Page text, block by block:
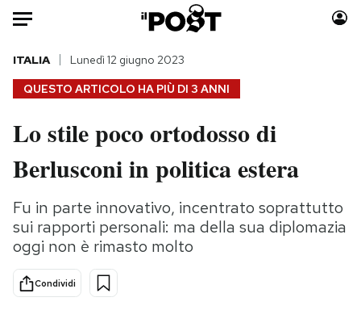
Auto
HOME
Italia
Politica
Tecnologia
Internet
Scienza
Cultura
Economia
Moda
Consumismi
Storie/Idee
Ok Boomer!
QUESTO ARTICOLO HA PIÙ DI 3 ANNI
ITALIA Lunedì 12 giugno 2023
Lo stile poco ortodosso di
Berlusconi in politica estera
Fu in parte innovativo, incentrato soprattutto
sui rapporti personali: ma della sua diplomazia
oggi non è rimasto molto
Condividi